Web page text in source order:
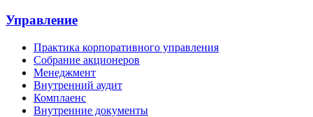
Управление
Практика корпоративного управления
Собрание акционеров
Менеджмент
Внутренний аудит
Комплаенс
Внутренние документы